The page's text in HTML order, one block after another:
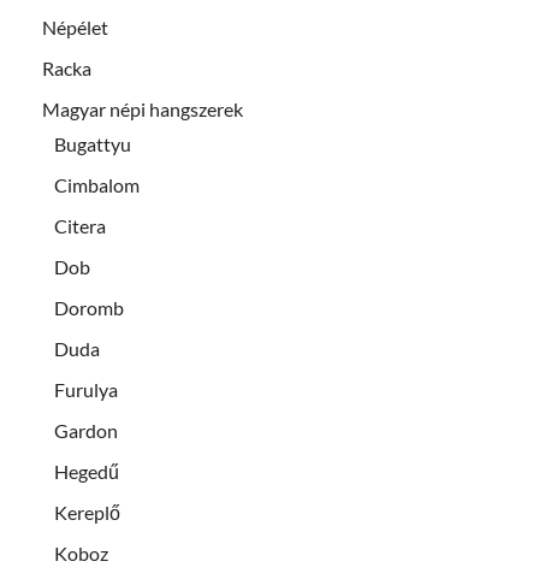
Népélet
Racka
Magyar népi hangszerek
Bugattyu
Cimbalom
Citera
Dob
Doromb
Duda
Furulya
Gardon
Hegedű
Kereplő
Koboz